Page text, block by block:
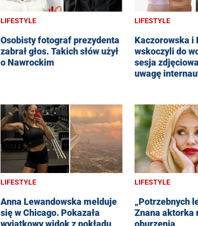
LIFESTYLE
Osobisty fotograf prezydenta
zabrał głos. Takich słów użył
o Nawrockim
LIFESTYLE
Kaczorowska i
wskoczyli do
sesja
uwagę
LIFESTYLE
Anna Lewandowska melduje
się w Chicago. Pokazała
wyjątkowy widok z pokładu
LIFESTYLE
„Potrzebnych
Znana aktorka
oburzenia